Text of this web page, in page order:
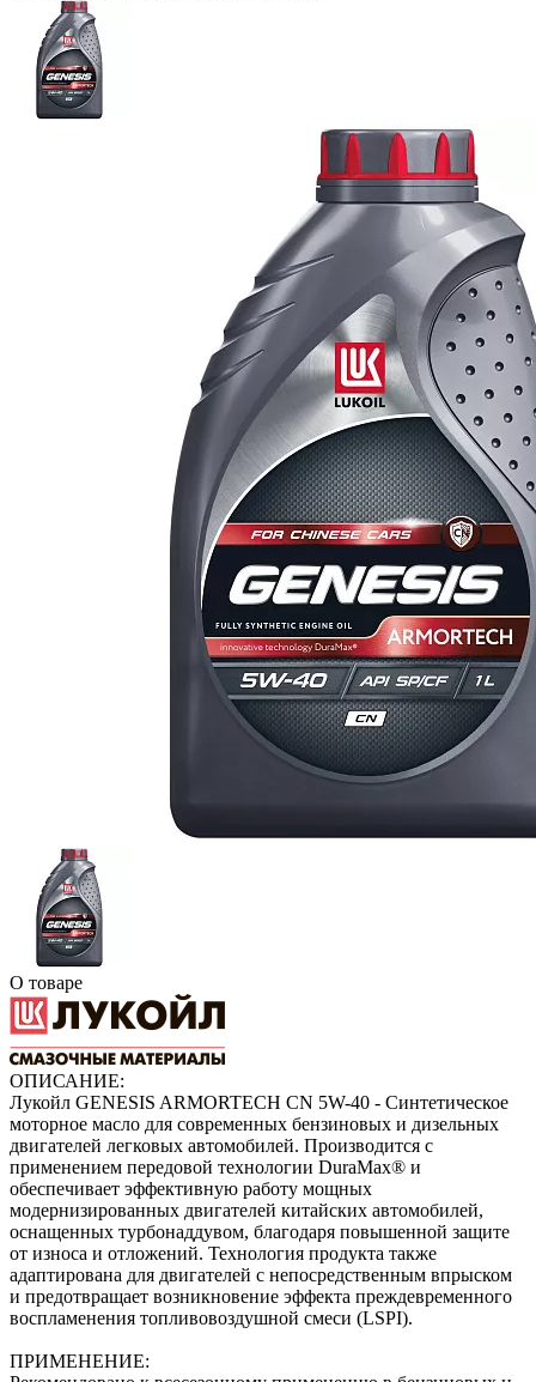
О товаре
ОПИСАНИЕ:
Лукойл GENESIS ARMORTECH CN 5W-40 - Синтетическое
моторное масло для современных бензиновых и дизельных
двигателей легковых автомобилей. Производится с
применением передовой технологии DuraMax® и
обеспечивает эффективную работу мощных
модернизированных двигателей китайских автомобилей,
оснащенных турбонаддувом, благодаря повышенной защите
от изноcа и отложений. Технология продукта также
адаптирована для двигателей с непосредственным впрыском
и предотвращает возникновение эффекта преждевременного
воспламенения топливовоздушной смеси (LSPI).
ПРИМЕНЕНИЕ: